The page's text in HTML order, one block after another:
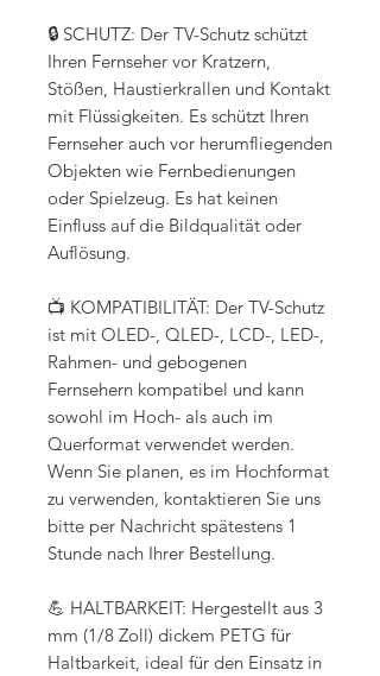
🔒 SCHUTZ: Der TV-Schutz schützt
Ihren Fernseher vor Kratzern,
Stößen, Haustierkrallen und Kontakt
mit Flüssigkeiten. Es schützt Ihren
Fernseher auch vor herumfliegenden
Objekten wie Fernbedienungen
oder Spielzeug. Es hat keinen
Einfluss auf die Bildqualität oder
Auflösung.
📺 KOMPATIBILITÄT: Der TV-Schutz
ist mit OLED-, QLED-, LCD-, LED-,
Rahmen- und gebogenen
Fernsehern kompatibel und kann
sowohl im Hoch- als auch im
Querformat verwendet werden.
Wenn Sie planen, es im Hochformat
zu verwenden, kontaktieren Sie uns
bitte per Nachricht spätestens 1
Stunde nach Ihrer Bestellung.
💪 HALTBARKEIT: Hergestellt aus 3
mm (1/8 Zoll) dickem PETG für
Haltbarkeit, ideal für den Einsatz in